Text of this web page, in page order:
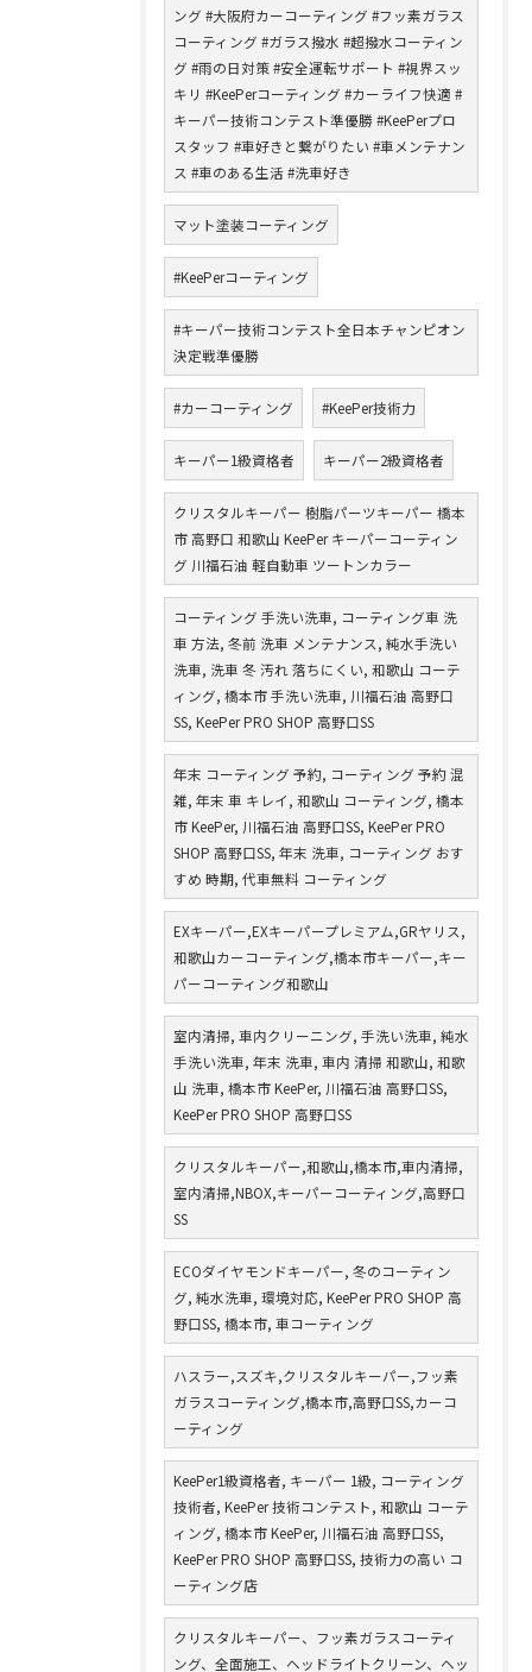
ング #大阪府カーコーティング #フッ素ガラス
コーティング #ガラス撥水 #超撥水コーティン
グ #雨の日対策 #安全運転サポート #視界スッ
キリ #KeePerコーティング #カーライフ快適 #
キーパー技術コンテスト準優勝 #KeePerプロ
スタッフ #車好きと繋がりたい #車メンテナン
ス #車のある生活 #洗車好き
マット塗装コーティング
#KeePerコーティング
#キーパー技術コンテスト全日本チャンピオン
決定戦準優勝
#カーコーティング #KeePer技術力
キーパー1級資格者 キーパー2級資格者
クリスタルキーパー 樹脂パーツキーパー 橋本
市 高野口 和歌山 KeePer キーパーコーティン
グ 川福石油 軽自動車 ツートンカラー
コーティング 手洗い洗車, コーティング車 洗
車 方法, 冬前 洗車 メンテナンス, 純水手洗い
洗車, 洗車 冬 汚れ 落ちにくい, 和歌山 コーテ
ィング, 橋本市 手洗い洗車, 川福石油 高野口
SS, KeePer PRO SHOP 高野口SS
年末 コーティング 予約, コーティング 予約 混
雑, 年末 車 キレイ, 和歌山 コーティング, 橋本
市 KeePer, 川福石油 高野口SS, KeePer PRO
SHOP 高野口SS, 年末 洗車, コーティング おす
すめ 時期, 代車無料 コーティング
EXキーパー,EXキーパープレミアム,GRヤリス,
和歌山カーコーティング,橋本市キーパー,キー
パーコーティング和歌山
室内清掃, 車内クリーニング, 手洗い洗車, 純水
手洗い洗車, 年末 洗車, 車内 清掃 和歌山, 和歌
山 洗車, 橋本市 KeePer, 川福石油 高野口SS,
KeePer PRO SHOP 高野口SS
クリスタルキーパー,和歌山,橋本市,車内清掃,
室内清掃,NBOX,キーパーコーティング,高野口
SS
ECOダイヤモンドキーパー, 冬のコーティン
グ, 純水洗車, 環境対応, KeePer PRO SHOP 高
野口SS, 橋本市, 車コーティング
ハスラー,スズキ,クリスタルキーパー,フッ素
ガラスコーティング,橋本市,高野口SS,カーコ
ーティング
KeePer1級資格者, キーパー 1級, コーティング
技術者, KeePer 技術コンテスト, 和歌山 コーテ
ィング, 橋本市 KeePer, 川福石油 高野口SS,
KeePer PRO SHOP 高野口SS, 技術力の高い コ
ーティング店
クリスタルキーパー、フッ素ガラスコーティ
ング、全面施工、ヘッドライトクリーン、ヘッ